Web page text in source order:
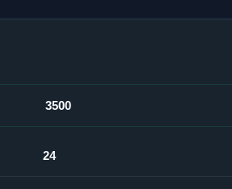
3500
24